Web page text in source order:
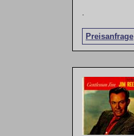
Preisanfrage
.